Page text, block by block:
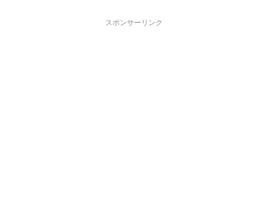
スポンサーリンク